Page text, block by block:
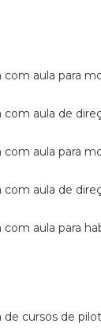
com aula para
com aula de
com aula para
com aula de
com aula para
de cursos de